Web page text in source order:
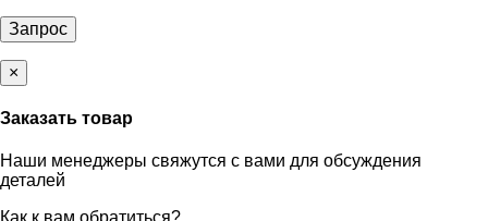
×
Заказать товар
Наши менеджеры свяжутся с вами для обсуждения
деталей